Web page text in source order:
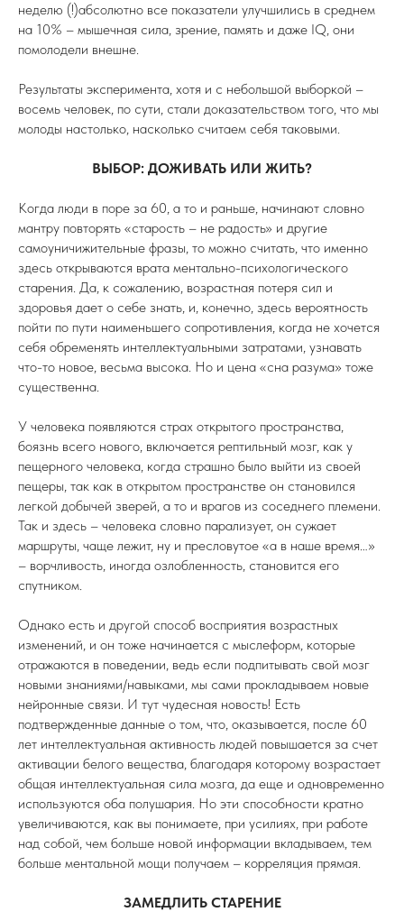
неделю (!)абсолютно все показатели улучшились в среднем
на 10% – мышечная сила, зрение, память и даже IQ, они
помолодели внешне.
Результаты эксперимента, хотя и с небольшой выборкой –
восемь человек, по сути, стали доказательством того, что мы
молоды настолько, насколько считаем себя таковыми.
ВЫБОР: ДОЖИВАТЬ ИЛИ ЖИТЬ?
Когда люди в поре за 60, а то и раньше, начинают словно
мантру повторять «старость – не радость» и другие
самоуничижительные фразы, то можно считать, что именно
здесь открываются врата ментально-психологического
старения. Да, к сожалению, возрастная потеря сил и
здоровья дает о себе знать, и, конечно, здесь вероятность
пойти по пути наименьшего сопротивления, когда не хочется
себя обременять интеллектуальными затратами, узнавать
что-то новое, весьма высока. Но и цена «сна разума» тоже
существенна.
У человека появляются страх открытого пространства,
боязнь всего нового, включается рептильный мозг, как у
пещерного человека, когда страшно было выйти из своей
пещеры, так как в открытом пространстве он становился
легкой добычей зверей, а то и врагов из соседнего племени.
Так и здесь – человека словно парализует, он сужает
маршруты, чаще лежит, ну и пресловутое «а в наше время…»
– ворчливость, иногда озлобленность, становится его
спутником.
Однако есть и другой способ восприятия возрастных
изменений, и он тоже начинается с мыслеформ, которые
отражаются в поведении, ведь если подпитывать свой мозг
новыми знаниями/навыками, мы сами прокладываем новые
нейронные связи. И тут чудесная новость! Есть
подтвержденные данные о том, что, оказывается, после 60
лет интеллектуальная активность людей повышается за счет
активации белого вещества, благодаря которому возрастает
общая интеллектуальная сила мозга, да еще и одновременно
используются оба полушария. Но эти способности кратно
увеличиваются, как вы понимаете, при усилиях, при работе
над собой, чем больше новой информации вкладываем, тем
больше ментальной мощи получаем – корреляция прямая.
ЗАМЕДЛИТЬ СТАРЕНИЕ